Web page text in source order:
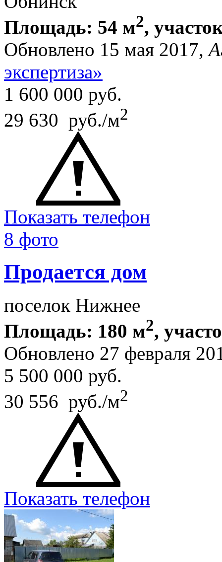
Площадь: 54 м2,
Обновлено 15 мая 2017,
экспертиза»
1 600 000 руб.
29 630 руб./м2
Показать телефон
8 фото
Продается дом
поселок Нижнее
Площадь: 180 м2,
Обновлено 27 февраля
5 500 000 руб.
30 556 руб./м2
Показать телефон